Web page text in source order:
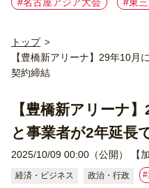
#名古屋アジア大会 #東
トップ >
【豊橋新アリーナ】29年10
契約締結
【豊橋新アリーナ
と事業者が2年延長
2025/10/09 00:00（公開） 【
経済・ビジネス 政治・行政 #